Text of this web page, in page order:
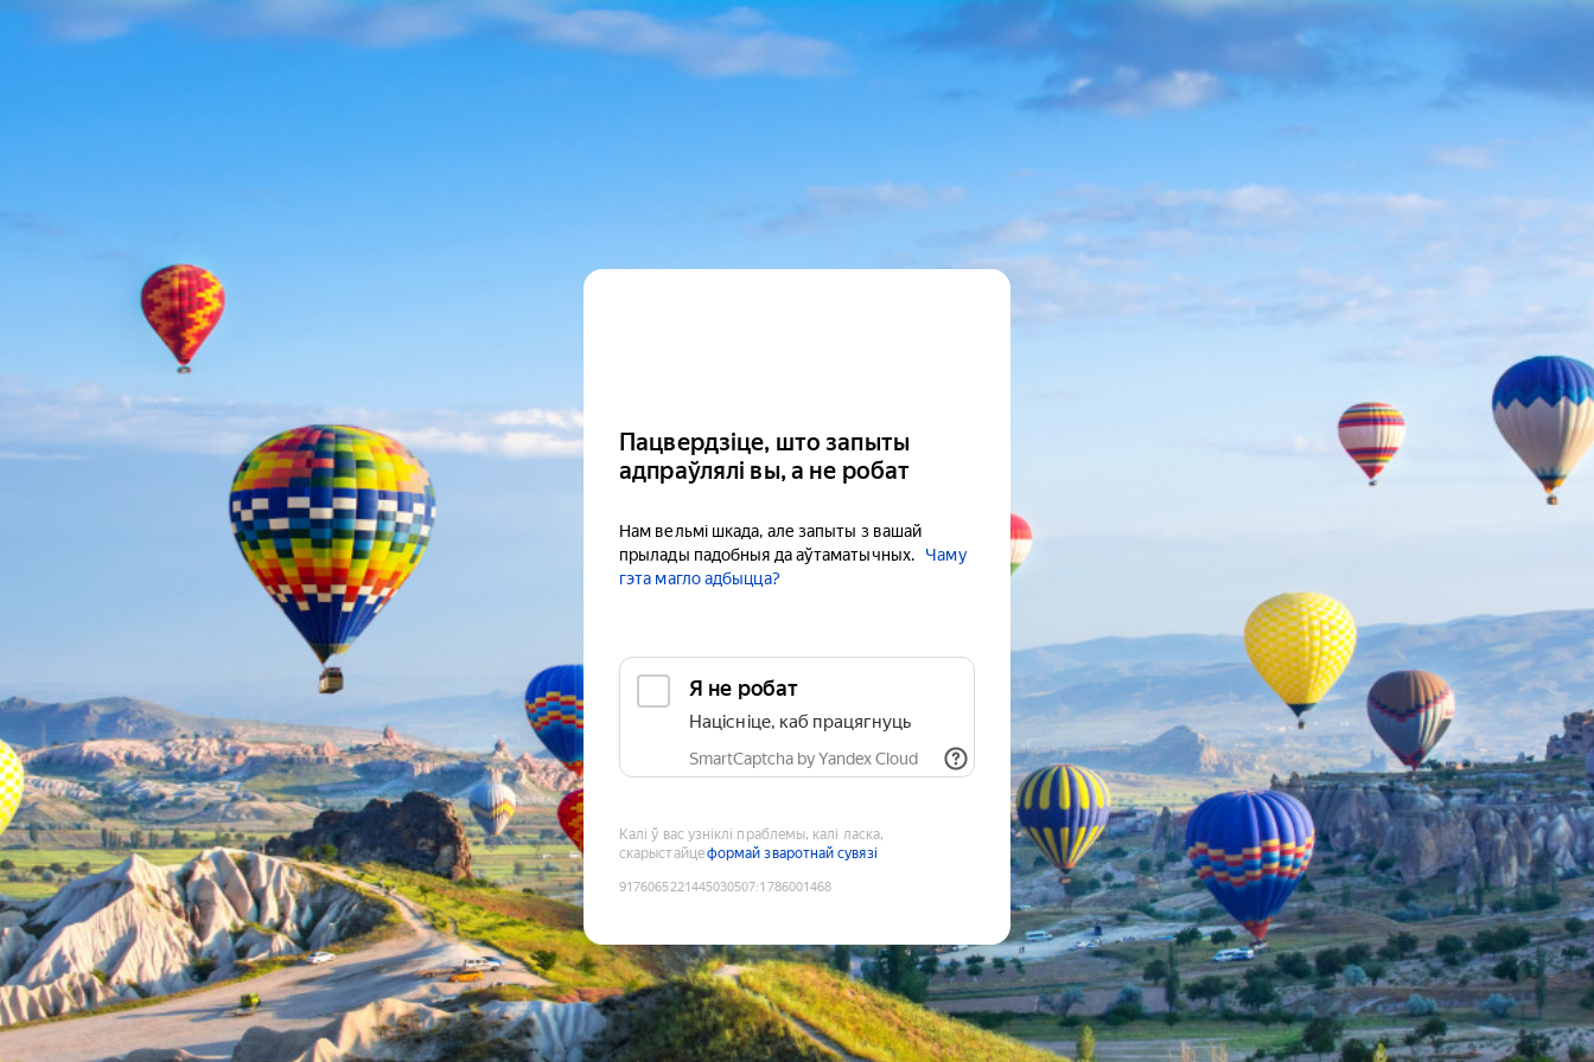
Пацвердзіце, што запыты
адпраўлялі вы, а не робат
Нам вельмі шкада, але запыты з вашай
прылады падобныя да аўтаматычных.
Чаму
гэта магло адбыцца?
Я не робат
Націсніце, каб працягнуць
SmartCaptcha by Yandex Cloud
Калі ў вас узніклі праблемы, калі ласка,
скарыстайцеформай зваротнай сувязі
9176065221445030507:1786001468